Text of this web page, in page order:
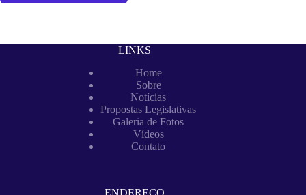
LINKS
Home
Sobre
Notícias
Propostas Legislativas
Galeria de Fotos
Vídeos
Contato
ENDEREÇO